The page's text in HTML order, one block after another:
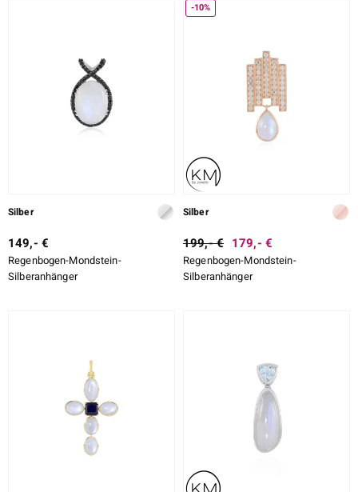
Silber
149,- €
Regenbogen-Mondstein-
Silberanhänger
-10%
Silber
199,- € 179,- €
Regenbogen-Mondstein-
Silberanhänger